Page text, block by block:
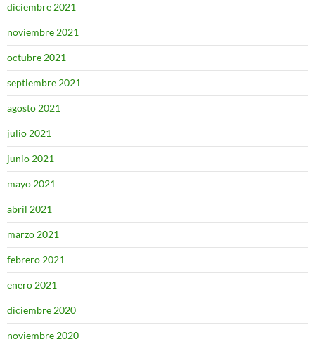
diciembre 2021
noviembre 2021
octubre 2021
septiembre 2021
agosto 2021
julio 2021
junio 2021
mayo 2021
abril 2021
marzo 2021
febrero 2021
enero 2021
diciembre 2020
noviembre 2020